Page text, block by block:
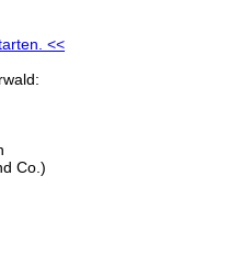
<<
Co.)